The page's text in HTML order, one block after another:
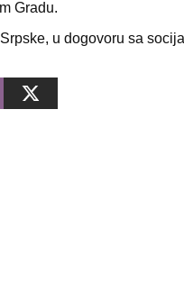
Gradu.
u dogovoru sa